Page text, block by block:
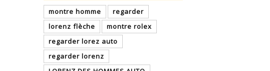
montre homme
regarder
lorenz flèche
montre rolex
regarder lorez auto
regarder lorenz